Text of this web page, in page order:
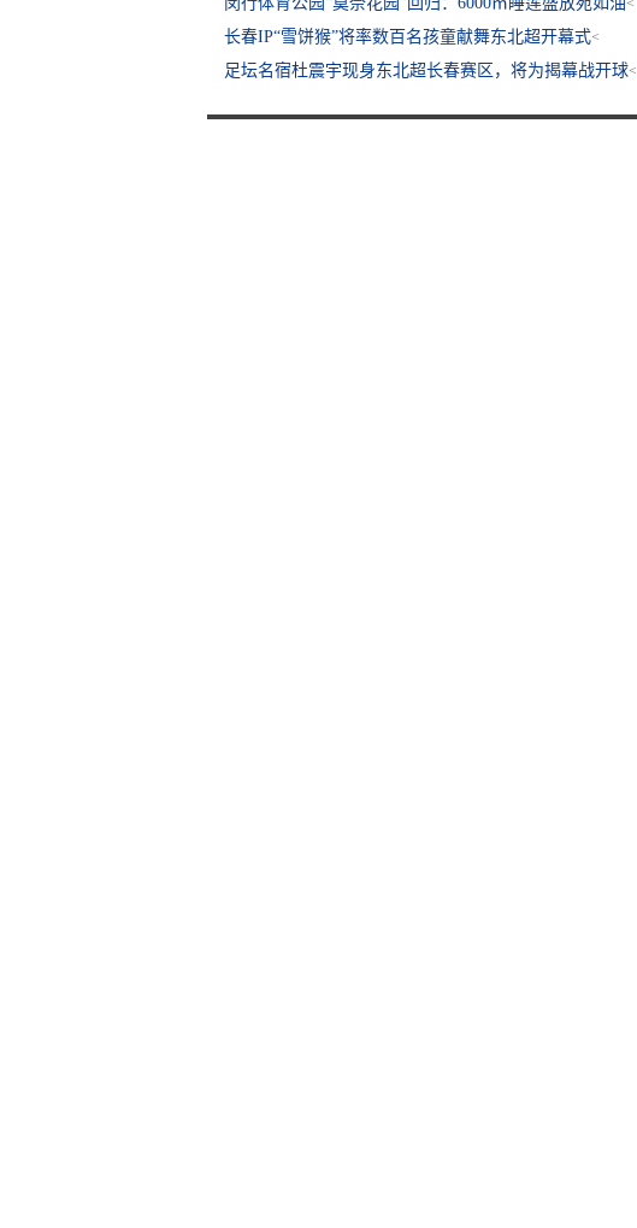
<
长春IP“雪饼猴”将率数百名孩童献舞东北超开幕式<
足坛名宿杜震宇现身东北超长春赛区，将为揭幕战开球<